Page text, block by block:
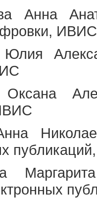
Анна
ИВИС
Юлия